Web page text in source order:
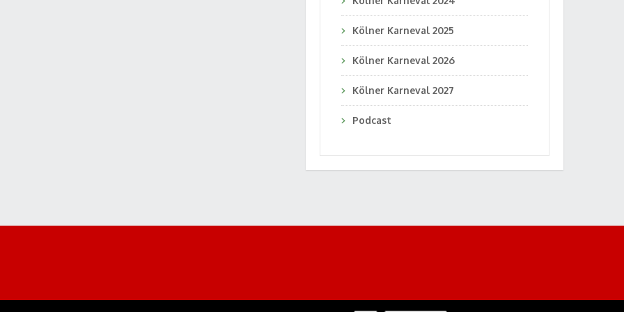
Kölner Karneval 2025
Kölner Karneval 2026
Kölner Karneval 2027
Podcast